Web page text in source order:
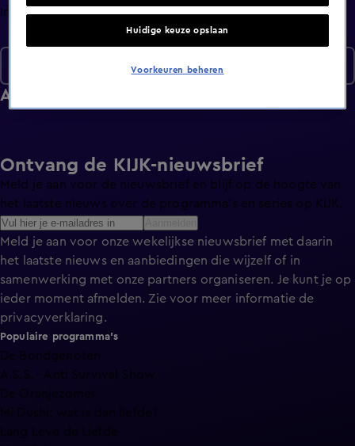
Info
Afleveringen
Ontvang de KIJK-nieuwsbrief
Meld je aan voor de nieuwsbrief en blijf op de hoogte van
het laatste nieuws over de programma’s en series op KIJK.
Meld je aan voor onze wekelijkse nieuwsbrief met daarin
het laatste nieuws en aanbiedingen die wijzelf of in
samenwerking met onze partners organiseren. Je kunt je op
ieder moment afmelden. Zie voor meer informatie de
privacyverklaring.
Populaire programma's
De Bondgenoten
A.S.S. - Anti Survival Show
De Oranjezomer
Mi Dushi: wat is dan liefde?
Huidige keuze opslaan
Voorkeuren beheren